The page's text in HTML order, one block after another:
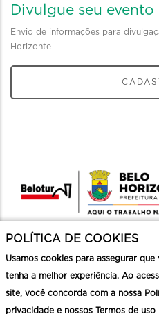
Divulgue seu evento
Envio de informações para
Horizonte
POLÍTICA DE COOKIES
Usamos cookies para assegurar que
tenha a melhor experiência. Ao
site, você concorda com a nossa
privacidade e nossos Termos de uso